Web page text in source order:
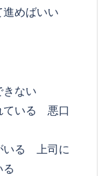
めばいい
ない
ている 悪口
いる 上司に